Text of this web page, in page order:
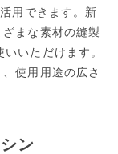
用できます。新
まな素材の縫製
いただけます。
使用用途の広さ
ン